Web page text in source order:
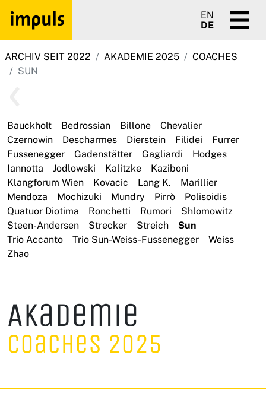
EN
DE
ARCHIV SEIT 2022 AKADEMIE 2025
COACHES
SUN
Bauckholt Bedrossian Billone
Chevalier
Czernowin
Descharmes Dierstein Filidei
Furrer
Fussenegger
Gadenstätter Gagliardi
Hodges
Iannotta
Jodlowski Kalitzke
Kaziboni
Klangforum Wien
Kovacic Lang K.
Marillier
Mendoza
Mochizuki Mundry Pirrò
Polisoidis
Quatuor Diotima
Ronchetti Rumori
Shlomowitz
Steen-Andersen
Strecker Streich
Sun
Trio Accanto
Trio Sun-Weiss-Fussenegger
Weiss
Zhao
Akademie
Coaches 2025